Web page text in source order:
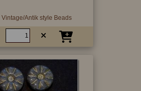
Vintage/Antik style Beads